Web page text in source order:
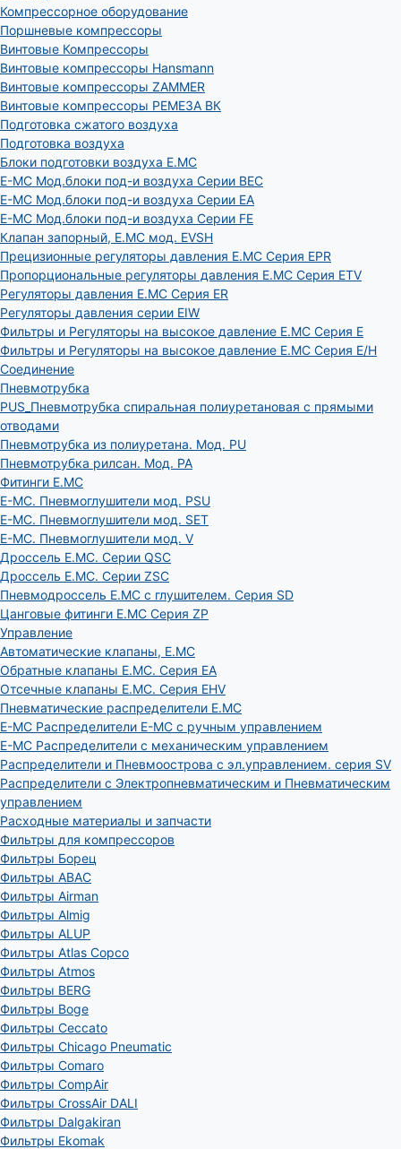
Компрессорное оборудование
Поршневые компрессоры
Винтовые Компрессоры
Винтовые компрессоры Hansmann
Винтовые компрессоры ZAMMER
Винтовые компрессоры РЕМЕЗА ВК
Подготовка сжатого воздуха
Подготовка воздуха
Блоки подготовки воздуха E.MC
E-MC Мод.блоки под-и воздуха Серии BEC
E-MC Мод.блоки под-и воздуха Серии EA
E-MC Мод.блоки под-и воздуха Серии FE
Клапан запорный, E.MC мод. EVSH
Прецизионные регуляторы давления E.MC Серия EPR
Пропорциональные регуляторы давления E.MC Серия ETV
Регуляторы давления E.MC Серия ER
Регуляторы давления серии EIW
Фильтры и Регуляторы на высокое давление E.MC Серия E
Фильтры и Регуляторы на высокое давление E.MC Серия E/H
Соединение
Пневмотрубка
PUS_Пневмотрубка спиральная полиуретановая с прямыми
отводами
Пневмотрубка из полиуретана. Мод. РU
Пневмотрубка рилсан. Мод. PA
Фитинги E.MC
E-MC. Пневмоглушители мод. PSU
E-MC. Пневмоглушители мод. SET
E-MC. Пневмоглушители мод. V
Дроссель E.MC. Серии QSC
Дроссель E.MC. Серии ZSC
Пневмодроссель E.MC с глушителем. Серия SD
Цанговые фитинги E.MC Серия ZP
Управление
Автоматические клапаны, Е.МС
Обратные клапаны E.MC. Серия EA
Отсечные клапаны E.MC. Серия EHV
Пневматические распределители E.MC
E-MC Распределители E-MC с ручным управлением
E-MC Распределители с механическим управлением
Распределители и Пневмоострова с эл.управлением. серия SV
Распределители с Электропневматическим и Пневматическим
управлением
Расходные материалы и запчасти
Фильтры для компрессоров
Фильтры Борец
Фильтры ABAC
Фильтры Airman
Фильтры Almig
Фильтры ALUP
Фильтры Atlas Copco
Фильтры Atmos
Фильтры BERG
Фильтры Boge
Фильтры Ceccato
Фильтры Chicago Pneumatic
Фильтры Comaro
Фильтры CompAir
Фильтры CrossAir DALI
Фильтры Dalgakiran
Фильтры Ekomak